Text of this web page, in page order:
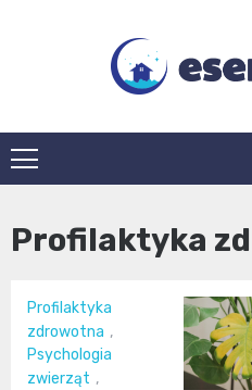
Profilaktyka
Profilaktyka
zdrowotna ,
Psychologia
zwierząt ,